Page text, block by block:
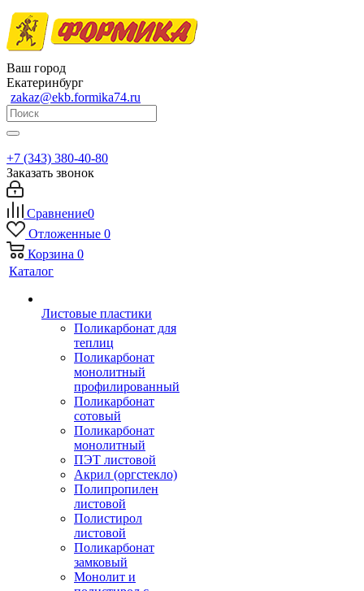
Ваш город
Екатеринбург
zakaz@ekb.formika74.ru
+7 (343) 380-40-80
Заказать звонок
Сравнение0
Отложенные 0
Корзина 0
Каталог
Листовые пластики
Поликарбонат для
теплиц
Поликарбонат
монолитный
профилированный
Поликарбонат
сотовый
Поликарбонат
монолитный
ПЭТ листовой
Акрил (оргстекло)
Полипропилен
листовой
Полистирол
листовой
Поликарбонат
замковый
Монолит и